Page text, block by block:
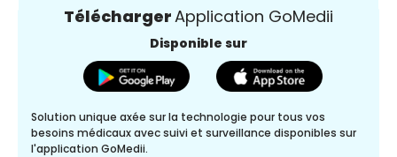
TéléchargerApplication GoMedii
Disponible sur
Solution unique axée sur la technologie pour tous vos
besoins médicaux avec suivi et surveillance disponibles sur
l'application GoMedii.